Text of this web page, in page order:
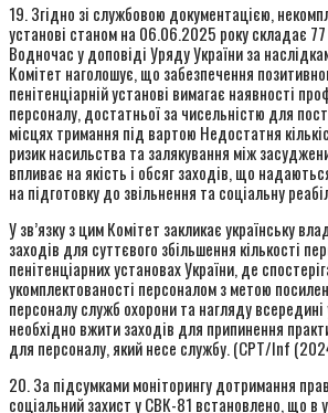
19. Згідно зі службовою документацією,
установі станом на 06.06.2025 року складає
Водночас у доповіді Уряду України за
Комітет наголошує, що забезпечення
пенітенціарній установі вимагає наявності
персоналу, достатньої за чисельністю для
місцях тримання під вартою Недостатня
ризик насильства та залякування між
впливає на якість і обсяг заходів, що
на підготовку до звільнення та соціальну
У зв’язку з цим Комітет закликає українську
заходів для суттєвого збільшення кількості
пенітенціарних установах України, де
укомплектованості персоналом з метою
персоналу служб охорони та нагляду всередині
необхідно вжити заходів для припинення
для персоналу, який несе службу. (CPT/Inf
20. За підсумками моніторингу дотримання
соціальний захист у СВК-81 встановлено, що в